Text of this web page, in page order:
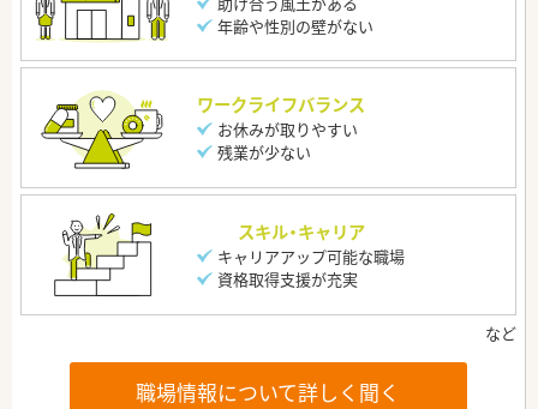
年齢や性別の壁がない
ワークライフバランス
お休みが取りやすい
残業が少ない
スキル・キャリア
キャリアアップ可能な職場
資格取得支援が充実
職場情報について詳しく聞く